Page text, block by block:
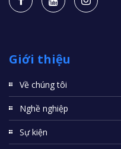
Giới thiệu
Về chúng tôi
Nghề nghiệp
Sự kiện